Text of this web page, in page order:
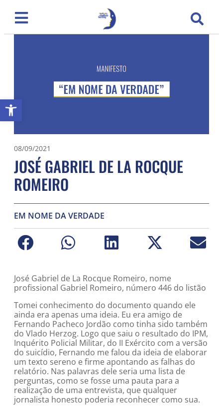
Abrir a barra de ferramentas
08/09/2021
JOSÉ GABRIEL DE LA ROCQUE
ROMEIRO
EM NOME DA VERDADE
José Gabriel de La Rocque Romeiro, nome
profissional Gabriel Romeiro, número 446 do listão
Tomei conhecimento do documento quando ele
ainda era apenas uma ideia. Eu era amigo de
Fernando Pacheco Jordão como tinha sido também
do Vlado Herzog. Logo que saiu o resultado do IPM,
Inquérito Policial Militar, do II Exército com a versão
do suicídio, Fernando me falou da ideia de elaborar
um texto sereno e firme apontando as falhas do
relatório. Nas palavras dele seria uma lista de
perguntas, como se fosse uma pauta para a
realização de uma entrevista, que qualquer
jornalista honesto poderia reconhecer como sua.